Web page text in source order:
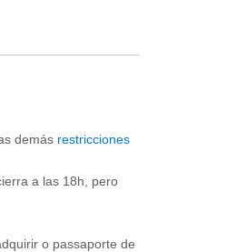
demás restricciones
a las 18h, pero
o passaporte de